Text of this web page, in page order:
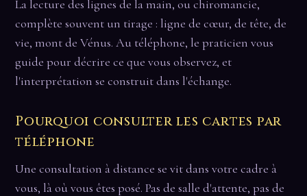
La lecture des lignes de la main, ou chiromancie,
complète souvent un tirage : ligne de cœur, de tête, de
vie, mont de Vénus. Au téléphone, le praticien vous
guide pour décrire ce que vous observez, et
l'interprétation se construit dans l'échange.
Pourquoi consulter les cartes par
téléphone
Une consultation à distance se vit dans votre cadre à
vous, là où vous êtes posé. Pas de salle d'attente, pas de